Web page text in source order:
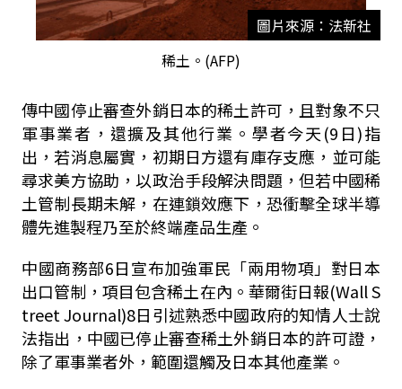
圖片來源：法新社
稀土。(AFP)
傳中國停止審查外銷日本的稀土許可，且對象不只
軍事業者，還擴及其他行業。學者今天(9日)指
出，若消息屬實，初期日方還有庫存支應，並可能
尋求美方協助，以政治手段解決問題，但若中國稀
土管制長期未解，在連鎖效應下，恐衝擊全球半導
體先進製程乃至於終端產品生產。
中國商務部6日宣布加強軍民「兩用物項」對日本
出口管制，項目包含稀土在內。華爾街日報(Wall S
treet Journal)8日引述熟悉中國政府的知情人士說
法指出，中國已停止審查稀土外銷日本的許可證，
除了軍事業者外，範圍還觸及日本其他產業。